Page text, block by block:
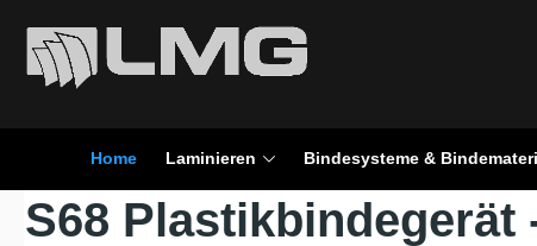
Zur Suche springen
Home Laminieren Bindesysteme &
S68 Plastikbindegerät